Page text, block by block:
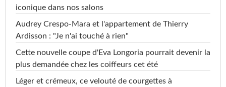
iconique dans nos salons
Audrey Crespo-Mara et l'appartement de Thierry
Ardisson : "Je n'ai touché à rien"
Cette nouvelle coupe d'Eva Longoria pourrait devenir la
plus demandée chez les coiffeurs cet été
Léger et crémeux, ce velouté de courgettes à